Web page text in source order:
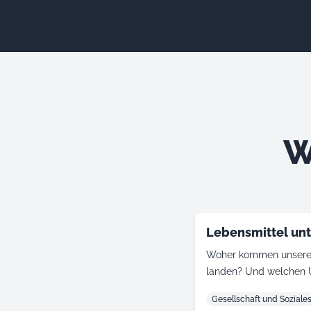
Lebensmittel
Woher kommen
landen? Und welchen
Gesellschaft und